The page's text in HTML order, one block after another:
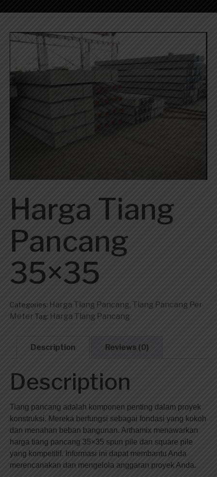
Harga Tiang
Pancang
35×35
Categories: Harga Tiang Pancang, Tiang Pancang Per
Meter Tag: Harga Tiang Pancang
Description Reviews (0)
Description
Tiang pancang adalah komponen penting dalam proyek
konstruksi. Mereka berfungsi sebagai fondasi yang kokoh
dan menahan beban bangunan. Arthamix menawarkan
harga tiang pancang 35×35 spun pile dan square pile
yang kompetitif. Informasi ini dapat membantu Anda
merencanakan dan mengelola anggaran proyek Anda.